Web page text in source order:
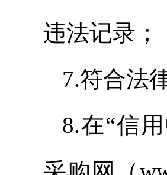
违法记录；
7.符合法
8.在“信